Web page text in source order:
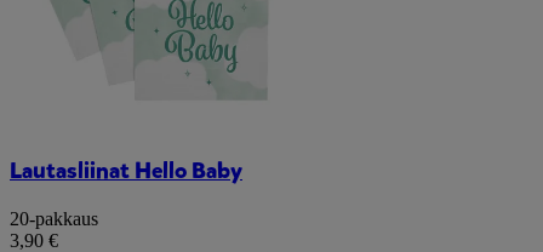
Lautasliinat Hello Baby
20-pakkaus
3,90 €